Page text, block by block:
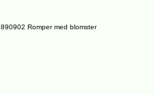
890902 Romper med blomster